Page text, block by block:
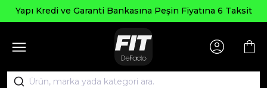
ve Garanti Bankasına Peşin Fiyatına 6 Taksit